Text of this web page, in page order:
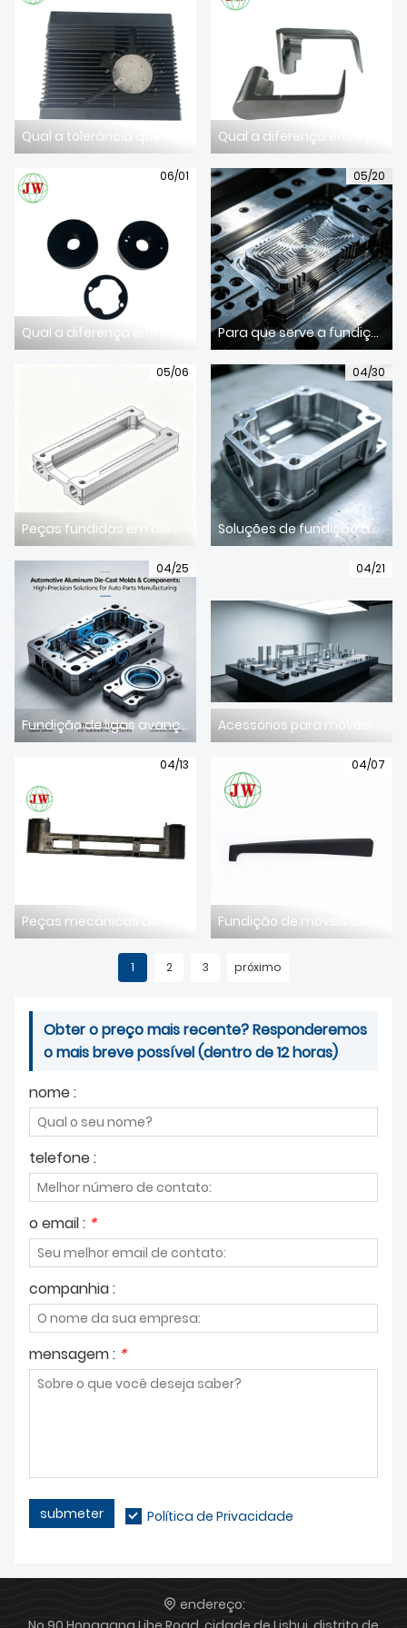
SOBRE NÓS
06/01 05/20
Para que serve a fundição sob pressão de liga de alumínio?
05/06 04/30
Soluções de fundição de alumínio para armazenamento de energia e novos equipamentos energéticos
04/25
Fundição de ligas avançadas para a indústria automotiva e ferramentas de precisão para o setor automotivo.
04/21
04/13 04/07
1 2 3 próximo
Obter o preço mais recente? Responderemos
o mais breve possível (dentro de 12 horas)
nome :
telefone :
o email : *
companhia :
mensagem : *
submeter Política de Privacidade
endereço: